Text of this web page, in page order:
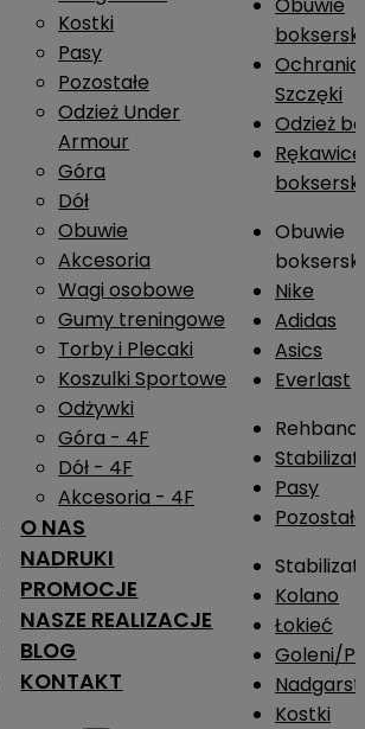
Kostki
Pasy
Pozostałe
Odzież Under
Armour
Góra
Dół
Obuwie
Akcesoria
Wagi osobowe
Gumy treningowe
Torby i Plecaki
Koszulki Sportowe
Odżywki
Góra - 4F
Dół - 4F
Akcesoria - 4F
O NAS
NADRUKI
PROMOCJE
NASZE REALIZACJE
BLOG
KONTAKT
Szczęki
Odzież
Rękawice
Obuwie
Nike
Adidas
Asics
Everlast
Rehband
Pasy
Kolano
Łokieć
Goleni/
Kostki